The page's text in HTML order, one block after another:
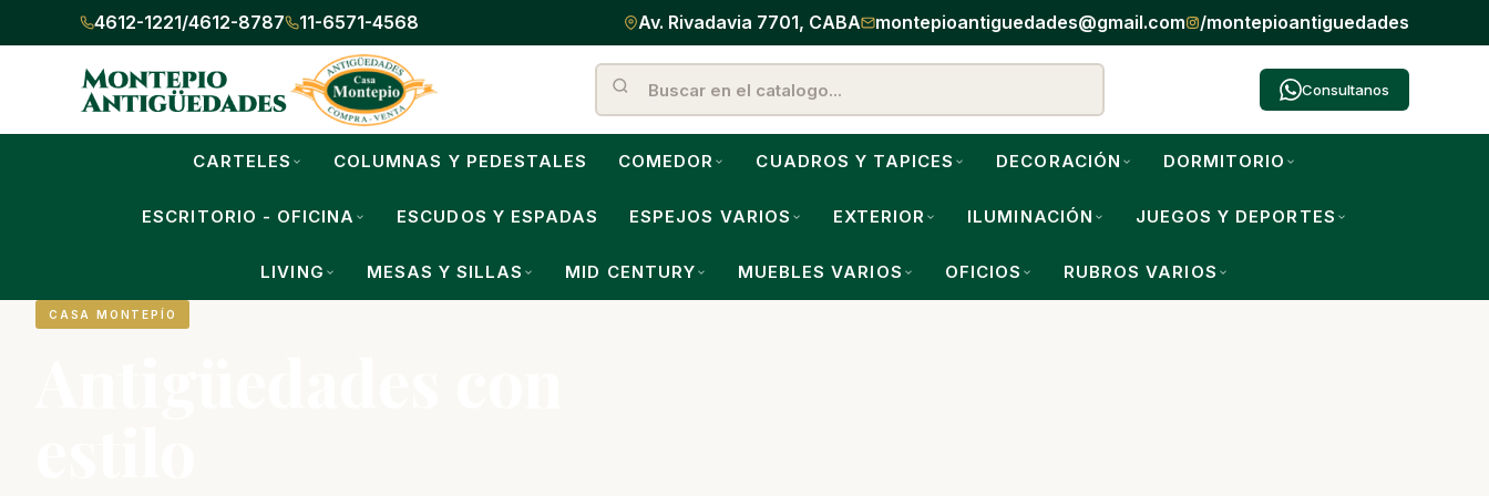
4612-1221/4612-8787 11-6571-4568 Av. Rivadavia 7701, CABA montepioantiguedades@gmail.com /montepioantiguedades
Consultanos
CARTELES COLUMNAS Y PEDESTALES COMEDOR CUADROS Y TAPICES DECORACIÓN DORMITORIO
ESCRITORIO - OFICINA ESCUDOS Y ESPADAS ESPEJOS VARIOS EXTERIOR ILUMINACIÓN JUEGOS Y DEPORTES
LIVING MESAS Y SILLAS MID CENTURY MUEBLES VARIOS OFICIOS RUBROS VARIOS
CASA MONTEPÍO